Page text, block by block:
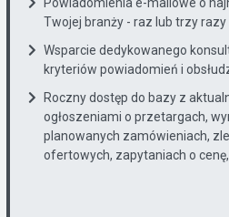
Twojej branży - raz lub trzy razy
Wsparcie dedykowanego
kryteriów powiadomień i
Roczny dostęp do bazy z
ogłoszeniami o przetargach,
planowanych zamówieniach,
ofertowych, zapytaniach o cenę,